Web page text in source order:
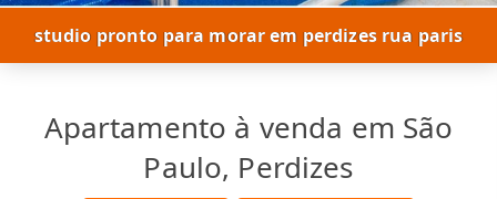
studio pronto para morar em perdizes rua paris
Apartamento à venda em São
Paulo, Perdizes